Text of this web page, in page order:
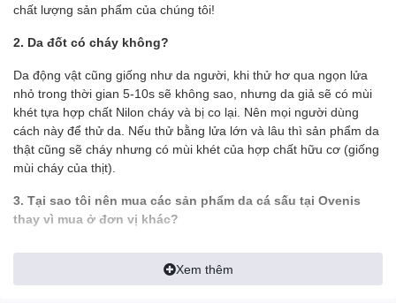
OVENIS HIỆN ĐANG CUNG CẤP CÁC SẢN PHẨM TỪ DA THẬT
VỚI GIÁ BÁN LẺ TỐT NHẤT THỊ TRƯỜNG
- Giá tốt nhất do xưởng sản xuất với số lượng lớn.
- Chúng tôi không nói sản phẩm của mình có chất lượng tốt nhất
nhưng phải khẳng định chất lượng sản phẩm vượt trội với giá
tiền.
- Uy tín bán hàng đặt lên hàng đầu, không kinh doanh trộm dật.
- Sản phẩm được sản xuất với số lượng lớn để có giá thành cạnh
tranh nên không thể tránh được sai sót. Nếu quý khách thấy sản
có thêm động lực. Nếu sản phẩm không được như mong muốn
xin vui lòng liên hệ trực tiếp với shop. Chúng tôi sẵn sàng hỗ trợ
chất lượng sản phẩm của chúng tôi!
2. Da đốt có cháy không?
Da động vật cũng giống như da người, khi thử hơ qua ngọn lửa
nhỏ trong thời gian 5-10s sẽ không sao, nhưng da giả sẽ có mùi
khét tựa hợp chất Nilon cháy và bị co lại. Nên mọi người dùng
cách này để thử da. Nếu thử bằng lửa lớn và lâu thì sản phẩm da
thật cũng sẽ cháy nhưng có mùi khét của hợp chất hữu cơ (giống
mùi cháy của thịt).
3. Tại sao tôi nên mua các sản phẩm da cá sấu tại Ovenis
thay vì mua ở đơn vị khác?
- Tất cả hình ảnh đều được Ovenis chụp thật trên tay để khách có
được cái nhìn chính xác nhất về sản phẩm, tránh làm sai lệch tính
thực tế của sản phẩm
Xem thêm